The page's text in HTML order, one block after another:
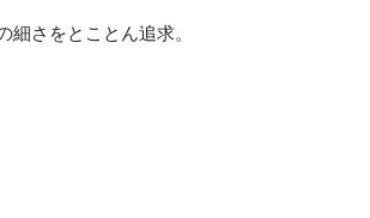
さをとことん追求。